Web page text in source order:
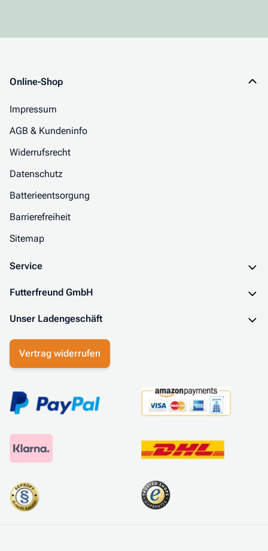
Online-Shop
Impressum
AGB & Kundeninfo
Widerrufsrecht
Datenschutz
Batterieentsorgung
Barrierefreiheit
Sitemap
Service
Futterfreund GmbH
Unser Ladengeschäft
Vertrag widerrufen